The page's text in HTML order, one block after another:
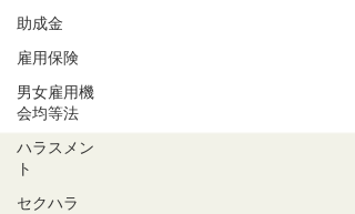
助成金
雇用保険
男女雇用機
会均等法
ハラスメン
ト
セクハラ